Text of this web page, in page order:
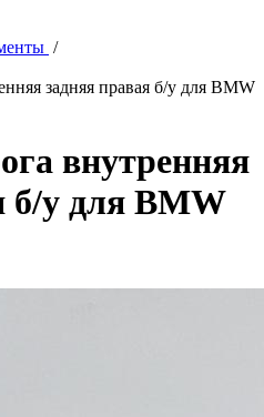
/
задняя правая б/у для BMW
внутренняя
б/у для BMW